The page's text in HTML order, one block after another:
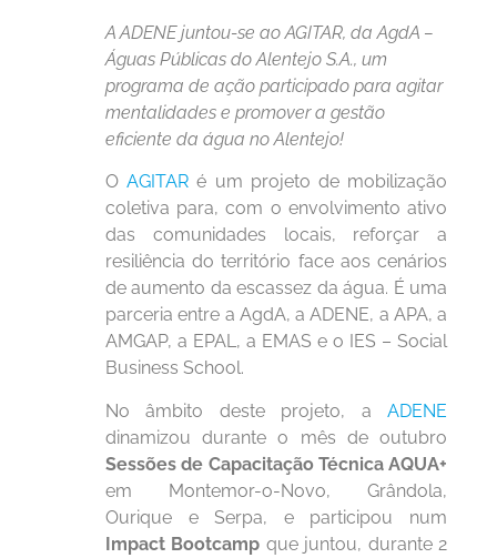
A ADENE juntou-se ao AGITAR, da AgdA –
Águas Públicas do Alentejo S.A., um
programa de ação participado para agitar
mentalidades e promover a gestão
eficiente da água no Alentejo!
OAGITAR é um projeto de mobilização
coletiva para, com o envolvimento ativo
das comunidades locais, reforçar a
resiliência do território face aos cenários
de aumento da escassez da água. É uma
parceria entre a AgdA, a ADENE, a APA, a
AMGAP, a EPAL, a EMAS e o IES – Social
Business School.
No âmbito deste projeto, a ADENE
dinamizou durante o mês de outubro
Sessões de Capacitação Técnica AQUA+
em Montemor-o-Novo, Grândola,
Ourique e Serpa, e participou num
Impact Bootcamp que juntou, durante 2